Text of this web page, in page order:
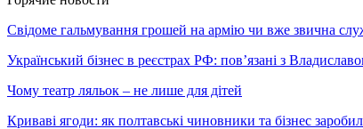
Свідоме гальмування грошей на армію чи вже звична
Український бізнес в реєстрах РФ: пов’язані з
Чому театр ляльок – не лише для дітей
Криваві ягоди: як полтавські чиновники та бізнес